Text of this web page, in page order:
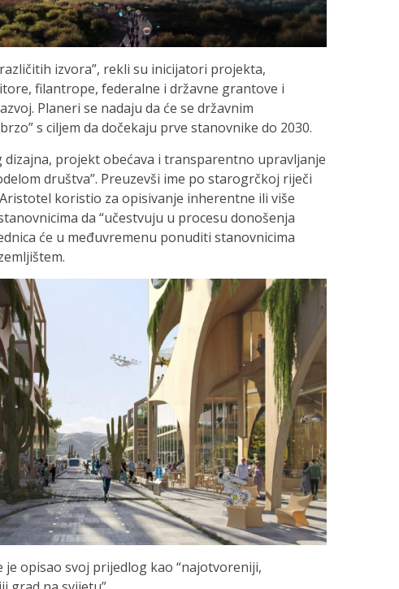
izvora”, rekli su inicijatori projekta,
filantrope, federalne i državne grantove i
Planeri se nadaju da će se državnim
s ciljem da dočekaju prve stanovnike do 2030.
projekt obećava i transparentno upravljanje
društva”. Preuzevši ime po starogrčkoj riječi
koristio za opisivanje inherentne ili više
da “učestvuju u procesu donošenja
će u međuvremenu ponuditi stanovnicima
opisao svoj prijedlog kao “najotvoreniji,